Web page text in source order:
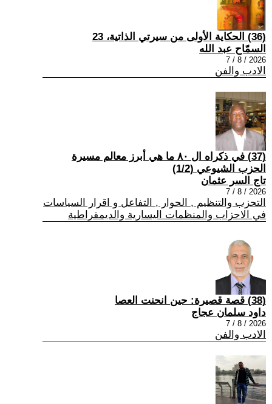
(36) الحكاية الأولى من سيرتي الذاتية، 23
السمّاح عبد الله
2026 / 8 / 7
الادب والفن
(37) في ذكراه ال ٨٠ ما هي أبرز معالم مسيرة
الحزب الشيوعي (1/2)
تاج السر عثمان
2026 / 8 / 7
التحزب والتنظيم , الحوار , التفاعل و اقرار السياسات
في الاحزاب والمنظمات اليسارية والديمقراطية
(38) قصة قصيرة: حين انحنت العصا
داود سلمان عجاج
2026 / 8 / 7
الادب والفن